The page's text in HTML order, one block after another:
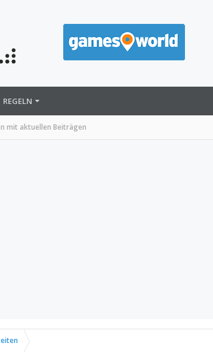
mit aktuellen Beiträgen
REGELN